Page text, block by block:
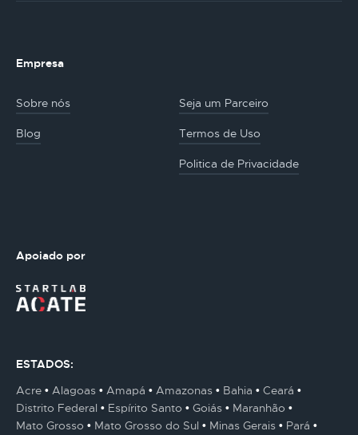
Empresa
Sobre nós Seja um Parceiro
Blog Termos de Uso
Politica de Privacidade
Apoiado por
ESTADOS:
Acre
Alagoas Amapá Amazonas Bahia
Ceará
Distrito Federal
Espírito Santo Goiás
Maranhão
Mato Grosso
Mato Grosso do Sul Minas Gerais Pará